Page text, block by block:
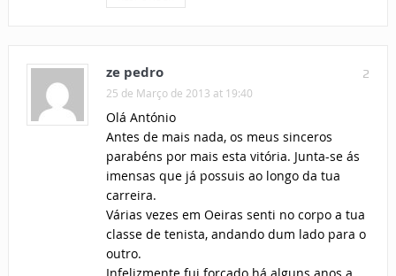
2
ze pedro
25 de Março de 2013 at 19:40
Olá António
Antes de mais nada, os meus sinceros
parabéns por mais esta vitória. Junta-se ás
imensas que já possuis ao longo da tua
carreira.
Várias vezes em Oeiras senti no corpo a tua
classe de tenista, andando dum lado para o
outro.